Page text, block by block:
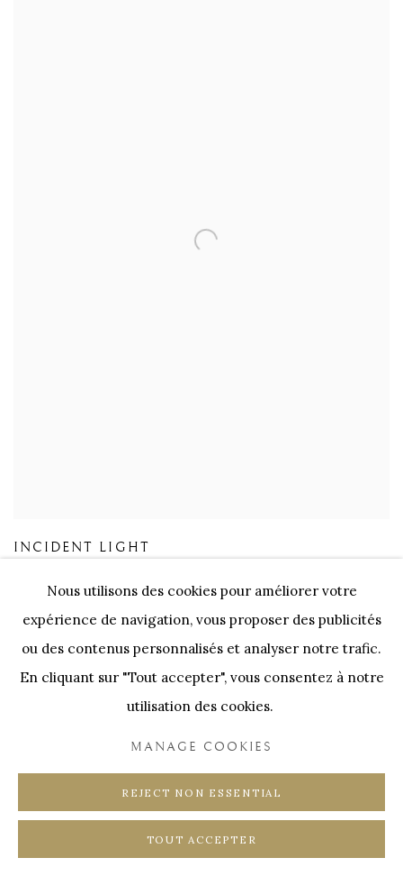
INCIDENT LIGHT
Nous utilisons des cookies pour améliorer votre
expérience de navigation, vous proposer des publicités
ou des contenus personnalisés et analyser notre trafic.
En cliquant sur "Tout accepter", vous consentez à notre
utilisation des cookies.
MANAGE COOKIES
REJECT NON ESSENTIAL
TOUT ACCEPTER